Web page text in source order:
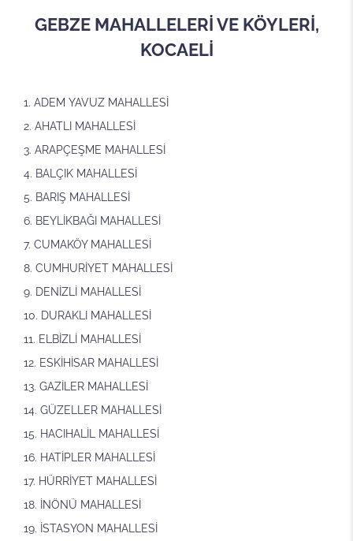
GEBZE MAHALLELERİ VE KÖYLERİ,
KOCAELİ
ADEM YAVUZ MAHALLESİ
AHATLI MAHALLESİ
ARAPÇEŞME MAHALLESİ
BALÇIK MAHALLESİ
BARIŞ MAHALLESİ
BEYLİKBAĞI MAHALLESİ
CUMAKÖY MAHALLESİ
CUMHURİYET MAHALLESİ
DENİZLİ MAHALLESİ
DURAKLI MAHALLESİ
ELBİZLİ MAHALLESİ
ESKİHİSAR MAHALLESİ
GAZİLER MAHALLESİ
GÜZELLER MAHALLESİ
HACIHALİL MAHALLESİ
HATİPLER MAHALLESİ
HÜRRİYET MAHALLESİ
İNÖNÜ MAHALLESİ
İSTASYON MAHALLESİ